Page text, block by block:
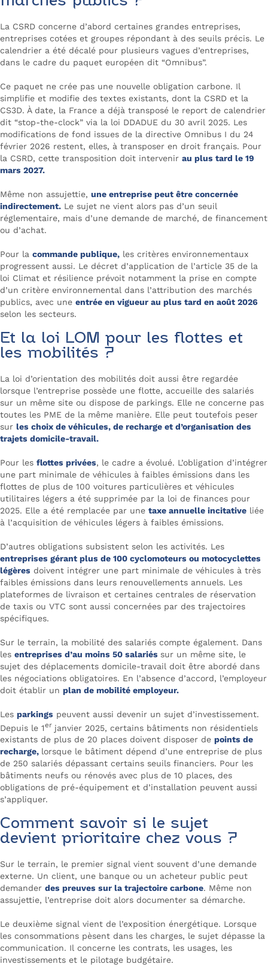
La CSRD concerne d’abord certaines grandes entreprises,
entreprises cotées et groupes répondant à des seuils précis. Le
calendrier a été décalé pour plusieurs vagues d’entreprises,
dans le cadre du paquet européen dit “Omnibus”.
Ce paquet ne crée pas une nouvelle obligation carbone. Il
simplifie et modifie des textes existants, dont la CSRD et la
CS3D. À date, la France a déjà transposé le report de calendrier
dit “stop-the-clock” via la loi DDADUE du 30 avril 2025. Les
modifications de fond issues de la directive Omnibus I du 24
février 2026 restent, elles, à transposer en droit français. Pour
la CSRD, cette transposition doit intervenir au plus tard le 19
mars 2027.
Même non assujettie, une entreprise peut être concernée
indirectement. Le sujet ne vient alors pas d’un seuil
réglementaire, mais d’une demande de marché, de financement
ou d’achat.
Pour la commande publique, les critères environnementaux
progressent aussi. Le décret d’application de l’article 35 de la
loi Climat et résilience prévoit notamment la prise en compte
d’un critère environnemental dans l’attribution des marchés
publics, avec une entrée en vigueur au plus tard en août 2026
selon les secteurs.
Et la loi LOM pour les flottes et
les mobilités ?
La loi d’orientation des mobilités doit aussi être regardée
lorsque l’entreprise possède une flotte, accueille des salariés
sur un même site ou dispose de parkings. Elle ne concerne pas
toutes les PME de la même manière. Elle peut toutefois peser
sur les choix de véhicules, de recharge et d’organisation des
trajets domicile-travail.
Pour les flottes privées, le cadre a évolué. L’obligation d’intégrer
une part minimale de véhicules à faibles émissions dans les
flottes de plus de 100 voitures particulières et véhicules
utilitaires légers a été supprimée par la loi de finances pour
2025. Elle a été remplacée par une taxe annuelle incitative liée
à l’acquisition de véhicules légers à faibles émissions.
D’autres obligations subsistent selon les activités. Les
entreprises gérant plus de 100 cyclomoteurs ou motocyclettes
légères doivent intégrer une part minimale de véhicules à très
faibles émissions dans leurs renouvellements annuels. Les
plateformes de livraison et certaines centrales de réservation
de taxis ou VTC sont aussi concernées par des trajectoires
spécifiques.
Sur le terrain, la mobilité des salariés compte également. Dans
les entreprises d’au moins 50 salariés sur un même site, le
sujet des déplacements domicile-travail doit être abordé dans
les négociations obligatoires. En l’absence d’accord, l’employeur
doit établir un plan de mobilité employeur.
Les parkings peuvent aussi devenir un sujet d’investissement.
Depuis le 1er janvier 2025, certains bâtiments non résidentiels
existants de plus de 20 places doivent disposer de points de
recharge, lorsque le bâtiment dépend d’une entreprise de plus
de 250 salariés dépassant certains seuils financiers. Pour les
bâtiments neufs ou rénovés avec plus de 10 places, des
obligations de pré-équipement et d’installation peuvent aussi
s’appliquer.
Comment savoir si le sujet
devient prioritaire chez vous ?
Sur le terrain, le premier signal vient souvent d’une demande
externe. Un client, une banque ou un acheteur public peut
demander des preuves sur la trajectoire carbone. Même non
assujettie, l’entreprise doit alors documenter sa démarche.
Le deuxième signal vient de l’exposition énergétique. Lorsque
les consommations pèsent dans les charges, le sujet dépasse la
communication. Il concerne les contrats, les usages, les
investissements et le pilotage budgétaire.